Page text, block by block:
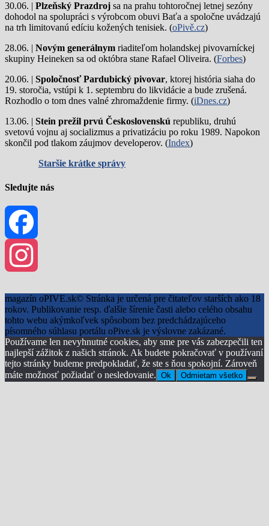
30.06. | Plzeňský Prazdroj sa na prahu tohtoročnej letnej sezóny
dohodol na spolupráci s výrobcom obuvi Baťa a spoločne uvádzajú
na trh limitovanú edíciu kožených tenisiek. (oPivě.cz)
28.06. | Novým generálnym riaditeľom holandskej pivovarníckej
skupiny Heineken sa od októbra stane Rafael Oliveira. (Forbes)
20.06. | Spoločnosť Pardubický pivovar, ktorej história siaha do
19. storočia, vstúpi k 1. septembru do likvidácie a bude zrušená.
Rozhodlo o tom dnes valné zhromaždenie firmy. (iDnes.cz)
13.06. | Stein prežil prvú Československú republiku, druhú
svetovú vojnu aj socializmus a privatizáciu po roku 1989. Napokon
skončil pod tlakom záujmov developerov. (Index)
Staršie krátke správy
Sledujte nás
Facebook
magazín oPIVE.sk© Stránka je určená pre čitateľov starších ako 18
rokov. Publikovanie resp. ďalšie šírenie časti alebo celého obsahu
tohto webu akýmkoľvek spôsobom bez predchádzajúceho
písomného súhlasu portálu oPive.sk je výslovne zakázané.
Používame len nevyhnutné cookies, aby sme pre vás zabezpečili ten
najlepší zážitok z našich stránok. Ak budete pokračovať v používaní
tejto stránky budeme predpokladať, že ste s ňou spokojní. Zároveň
máte možnosť požiadať o nesledovanie. Ok Odmietam všetko